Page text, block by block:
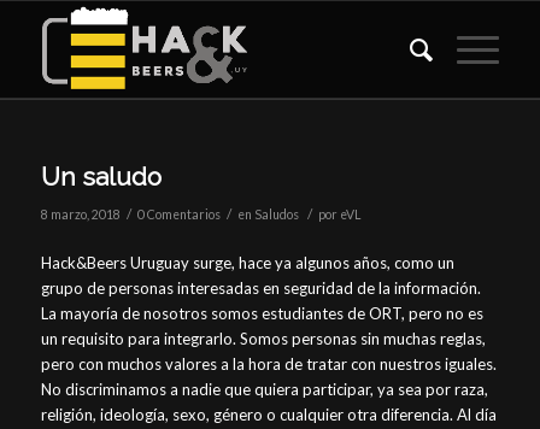
Un saludo
8 marzo, 2018 / 0 Comentarios / en Saludos / por eVL
Hack&Beers Uruguay surge, hace ya algunos años, como un
grupo de personas interesadas en seguridad de la información.
La mayoría de nosotros somos estudiantes de ORT, pero no es
un requisito para integrarlo. Somos personas sin muchas reglas,
pero con muchos valores a la hora de tratar con nuestros iguales.
No discriminamos a nadie que quiera participar, ya sea por raza,
religión, ideología, sexo, género o cualquier otra diferencia. Al día